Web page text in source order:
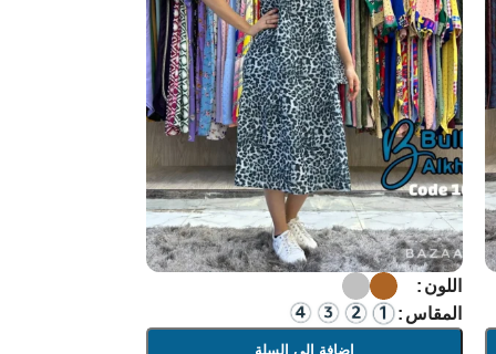
اللون
المقاس
إضافة إلى السلة